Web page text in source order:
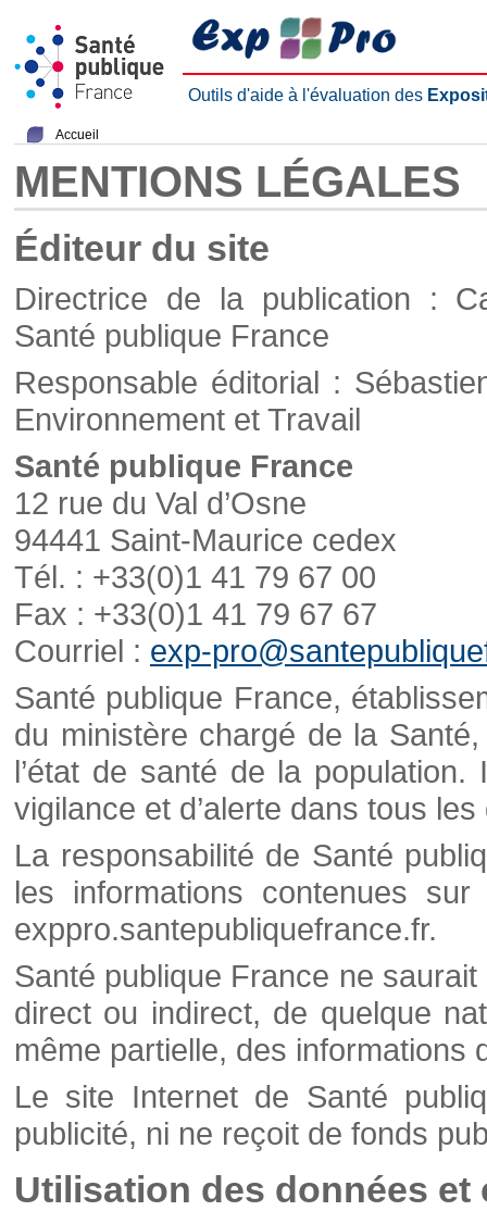
Outils d'aide à l'évaluation des
Accueil
MENTIONS LÉGALES
Éditeur du site
Directrice de la publication :
Santé publique France
Responsable éditorial :
Environnement et Travail
Santé publique France
12 rue du Val d’Osne
94441 Saint-Maurice cedex
Tél. : +33(0)1 41 79 67 00
Fax : +33(0)1 41 79 67 67
Courriel : exp-
Santé publique France,
du ministère chargé de la
l’état de santé de la
vigilance et d’alerte dans tous
La responsabilité de Santé
les informations contenues
exppro.santepubliquefrance.fr.
Santé publique France ne
direct ou indirect, de quelque
même partielle, des informations
Le site Internet de Santé
publicité, ni ne reçoit de fonds
Utilisation des données et